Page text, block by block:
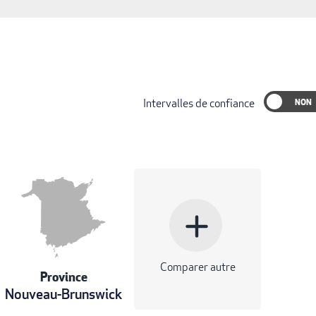
Intervalles de confiance
Province
Nouveau-Brunswick
add
Comparer autre